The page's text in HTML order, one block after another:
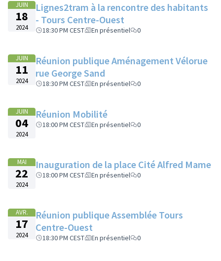
JUIN
18
2024
Lignes2tram à la rencontre des habitants
- Tours Centre-Ouest
18:30 PM CEST En présentiel 0
JUIN
11
2024
Réunion publique Aménagement Vélorue
rue George Sand
18:30 PM CEST En présentiel 0
JUIN
04
2024
Réunion Mobilité
18:00 PM CEST En présentiel 0
MAI
22
2024
Inauguration de la place Cité Alfred Mame
18:00 PM CEST En présentiel 0
AVR.
17
2024
Réunion publique Assemblée Tours
Centre-Ouest
18:30 PM CEST En présentiel 0